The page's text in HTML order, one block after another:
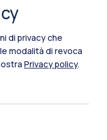
di privacy che
modalità di revoca
Privacy policy.